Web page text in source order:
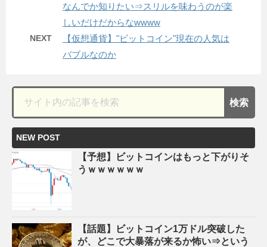
なんでか知りたい⇒スリルを味わうのが楽
しいだけだからなwwww
NEXT
【仮想通貨】"ビットコイン"現在の人気は
バブルなのか
NEW POST
【予想】ビットコインはもっと下がりそ
うｗｗｗｗｗｗ
【話題】ビットコイン1万ドル突破した
が、どこで大暴落が来るか怖い⇒という